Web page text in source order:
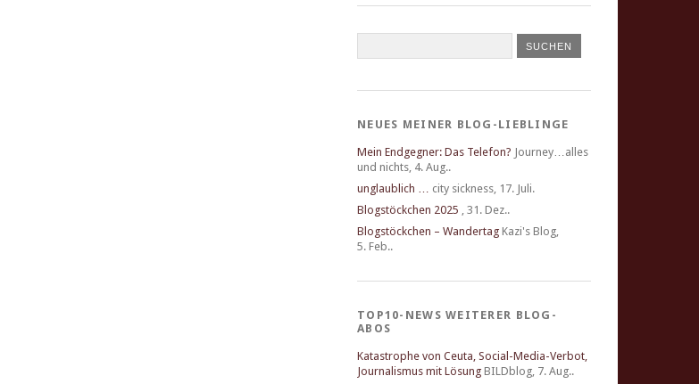
NEUES MEINER BLOG-LIEBLINGE
Mein Endgegner: Das Telefon? Journey…alles
und nichts, 4. Aug..
unglaublich … city sickness, 17. Juli.
Blogstöckchen 2025 , 31. Dez..
Blogstöckchen – Wandertag Kazi's Blog,
5. Feb..
TOP10-NEWS WEITERER BLOG-
ABOS
Katastrophe von Ceuta, Social-Media-Verbot,
Journalismus mit Lösung BILDblog, 7. Aug..